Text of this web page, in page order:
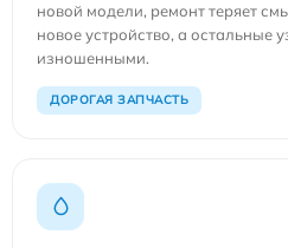
новой модели, ремонт теряет
новое устройство, а остальные
изношенными.
ДОРОГАЯ ЗАПЧАСТЬ